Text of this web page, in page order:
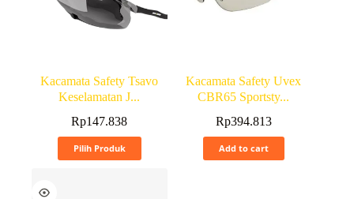
Kacamata Safety Tsavo
Keselamatan J...
Rp147.838
Pilih Produk
Kacamata Safety Uvex
CBR65 Sportsty...
Rp394.813
Add to cart